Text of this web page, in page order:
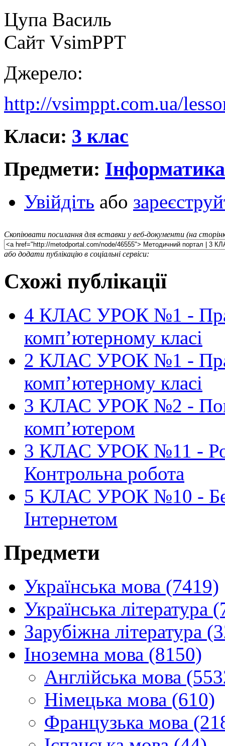
Цупа Василь
Сайт VsimPPT
Джерело:
http://vsimppt.com.ua/
Класи: 3 клас
Предмети: Інформатика
Увійдіть або
Скопіювати посилання для вставки у веб-документи (на
або додати публікацію в соціальні сервіси:
Схожі публікації
4 КЛАС УРОК №1 -
комп’ютерному класі
2 КЛАС УРОК №1 -
комп’ютерному класі
3 КЛАС УРОК №2 -
комп’ютером
3 КЛАС УРОК №11 -
Контрольна робота
5 КЛАС УРОК №10 -
Інтернетом
Предмети
Українська мова (7419)
Українська література
Зарубіжна література
Іноземна мова (8150)
Англійська мова
Німецька мова (610)
Французька мова